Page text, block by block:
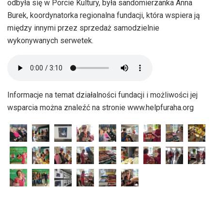
odbyła się w Porcie Kultury, była sandomierzanka Anna
Burek, koordynatorka regionalna fundacji, która wspiera ją
między innymi przez sprzedaż samodzielnie
wykonywanych serwetek.
Informacje na temat działalności fundacji i możliwości jej
wsparcia można znaleźć na stronie www.helpfuraha.org